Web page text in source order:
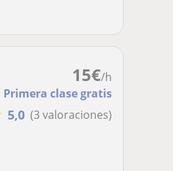
15€/h
Primera clase gratis
5,0 (3 valoraciones)